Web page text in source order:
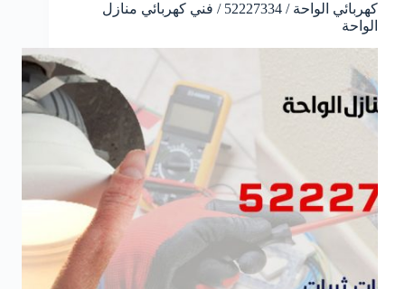
كهربائي الواحة / 52227334 / فني كهربائي منازل
الواحة